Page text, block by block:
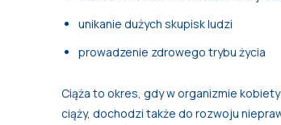
unikanie dużych skupisk ludzi
prowadzenie zdrowego trybu życia
Ciąża to okres, gdy w organizmie
ciąży, dochodzi także do rozwoju